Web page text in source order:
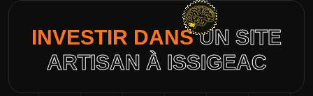
INVESTIR DANSUN SITE
ARTISAN À ISSIGEAC